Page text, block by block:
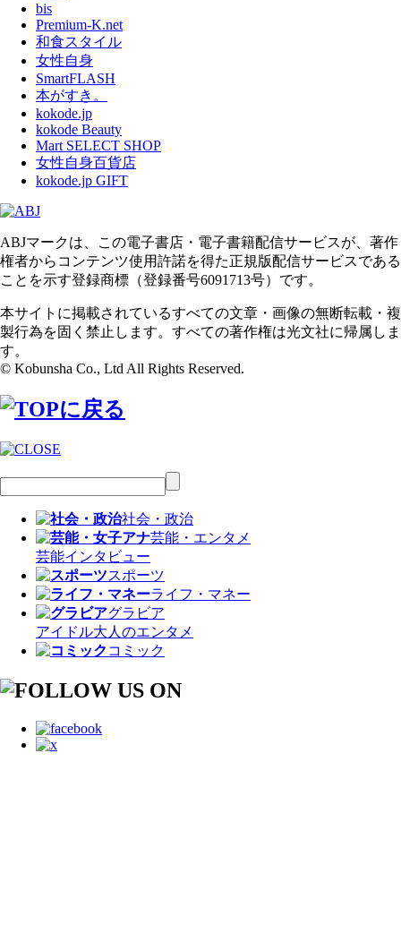
bis
Premium-K.net
和食スタイル
女性自身
SmartFLASH
本がすき。
kokode.jp
kokode Beauty
Mart SELECT SHOP
女性自身百貨店
kokode.jp GIFT
ABJマークは、この電子書店・電子書籍配信サービスが、著作
権者からコンテンツ使用許諾を得た正規版配信サービスである
ことを示す登録商標（登録番号6091713号）です。
本サイトに掲載されているすべての文章・画像の無断転載・複
製行為を固く禁止します。すべての著作権は光文社に帰属しま
す。
© Kobunsha Co., Ltd All Rights Reserved.
社会・政治
芸能・エンタメ
芸能インタビュー
スポーツ
ライフ・マネー
グラビア
アイドル大人のエンタメ
コミック